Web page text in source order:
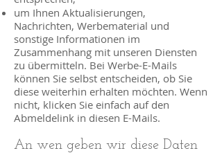
um Ihnen Aktualisierungen,
Nachrichten, Werbematerial und
sonstige Informationen im
Zusammenhang mit unseren Diensten
zu übermitteln. Bei Werbe-E-Mails
können Sie selbst entscheiden, ob Sie
diese weiterhin erhalten möchten. Wenn
nicht, klicken Sie einfach auf den
Abmeldelink in diesen E-Mails.
An wen geben wir diese Daten